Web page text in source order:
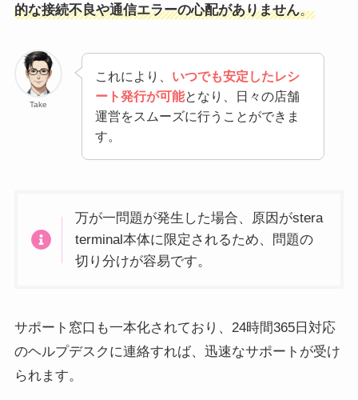
的な接続不良や通信エラーの心配がありません。
Take
これにより、 いつでも安定したレシ
ート発行が可能となり、日々の店舗
運営をスムーズに行うことができま
す。
万が一問題が発生した場合、原因がstera
terminal本体に限定されるため、問題の
切り分けが容易です。
サポート窓口も一本化されており、24時間365日対応
のヘルプデスクに連絡すれば、迅速なサポートが受け
られます。